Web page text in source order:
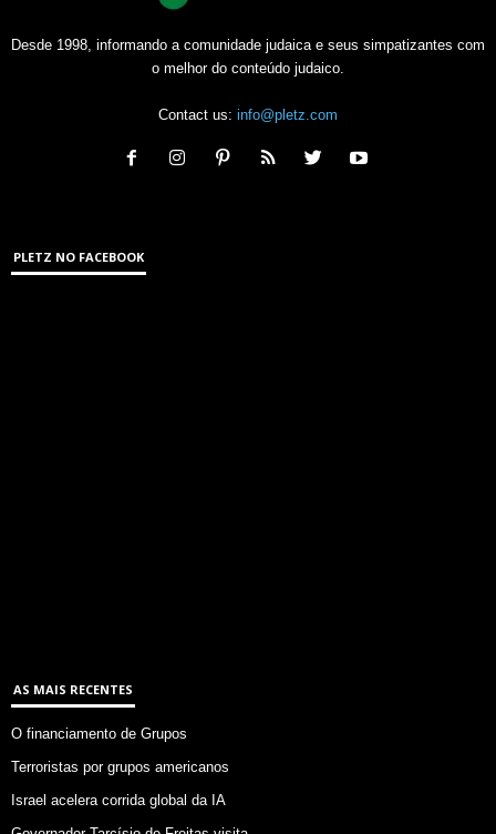
Desde 1998, informando a comunidade judaica e seus simpatizantes com
o melhor do conteúdo judaico.
Contact us: info@pletz.com
PLETZ NO FACEBOOK
AS MAIS RECENTES
O financiamento de Grupos
Terroristas por grupos americanos
Israel acelera corrida global da IA